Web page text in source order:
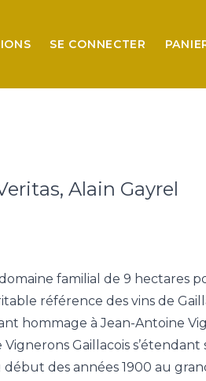
SE CONNECTER
Alain Gayrel
familial de 9 hectares
référence des vins de
hommage à Jean-Antoine
Gaillacois s’étendant
des années 1900 au